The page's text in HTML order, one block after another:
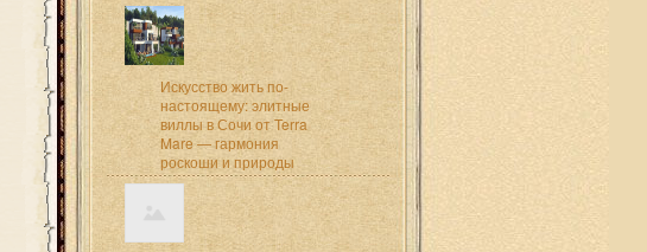
Искусство жить по-
настоящему: элитные
виллы в Сочи от Terra
Mare — гармония
роскоши и природы